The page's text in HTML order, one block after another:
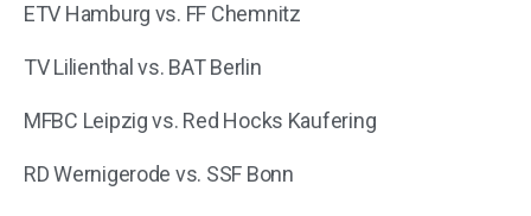
ETV Hamburg vs. FF Chemnitz
TV Lilienthal vs. BAT Berlin
MFBC Leipzig vs. Red Hocks Kaufering
RD Wernigerode vs. SSF Bonn